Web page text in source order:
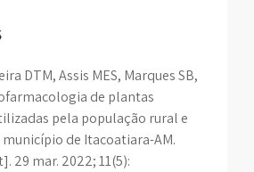
DTM, Assis MES, Marques SB,
de plantas
pela população rural e
de Itacoatiara-AM.
29 mar. 2022; 11(5):